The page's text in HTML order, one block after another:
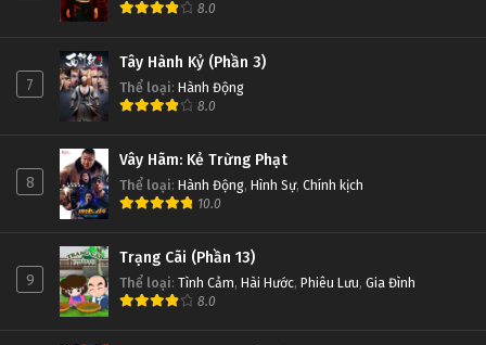
8.0
7
Tây Hành Kỷ (Phần 3)
Thể loại: Hành Động
8.0
8
Vây Hãm: Kẻ Trừng Phạt
Thể loại: Hành Động, Hình Sự, Chính kịch
10.0
9
Trạng Cãi (Phần 13)
Thể loại: Tình Cảm, Hài Hước, Phiêu Lưu, Gia Đình
8.0